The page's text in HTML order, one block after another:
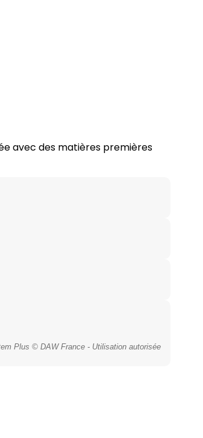
avec des matières premières
Plus © DAW France - Utilisation autorisée